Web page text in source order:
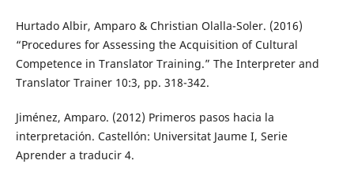
Hurtado Albir, Amparo & Christian Olalla-Soler. (2016)
“Procedures for Assessing the Acquisition of Cultural
Competence in Translator Training.” The Interpreter and
Translator Trainer 10:3, pp. 318-342.
Jiménez, Amparo. (2012) Primeros pasos hacia la
interpretación. Castellón: Universitat Jaume I, Serie
Aprender a traducir 4.